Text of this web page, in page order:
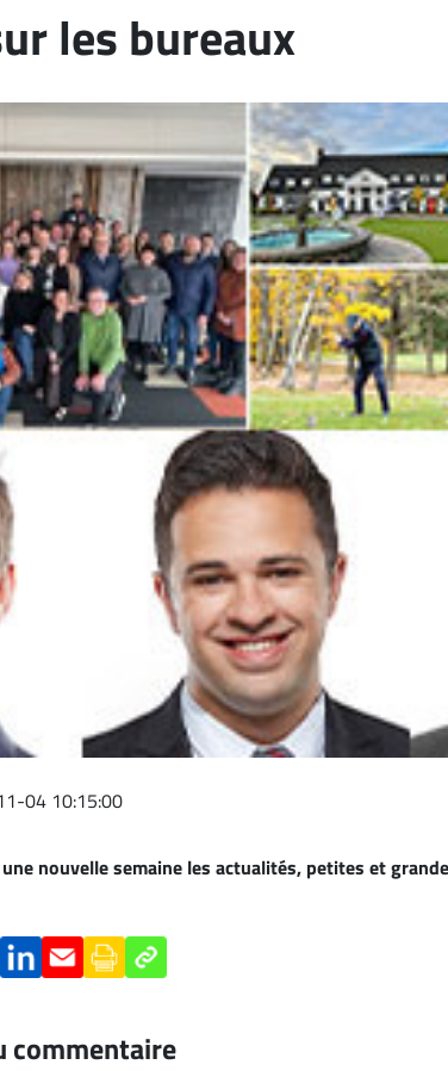
les bureaux
04 10:15:00
nouvelle semaine les actualités, petites et
commentaire